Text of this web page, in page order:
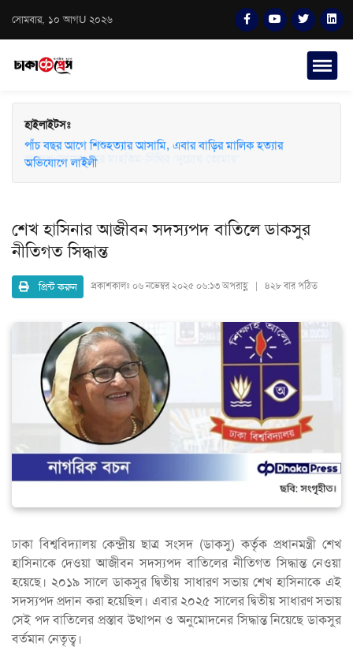
সোমবার, ১০ আগU ২০২৬
হাইলাইটসঃ
পাঁচ বছর আগে শিশুহত্যার আসামি, এবার বাড়ির মালিক হত্যার
অভিযোগে লাইলী
শেখ হাসিনার আজীবন সদস্যপদ বাতিলে ডাকসুর
নীতিগত সিদ্ধান্ত
প্রিন্ট করুন প্রকাশকালঃ ০৬ নভেম্বর ২০২৫ ০৬:১৩ অপরাহ্ণ | ৪২৮ বার পঠিত
ঢাকা বিশ্ববিদ্যালয় কেন্দ্রীয় ছাত্র সংসদ (ডাকসু) কর্তৃক প্রধানমন্ত্রী শেখ
হাসিনাকে দেওয়া আজীবন সদস্যপদ বাতিলের নীতিগত সিদ্ধান্ত নেওয়া
হয়েছে। ২০১৯ সালে ডাকসুর দ্বিতীয় সাধারণ সভায় শেখ হাসিনাকে এই
সদস্যপদ প্রদান করা হয়েছিল। এবার ২০২৫ সালের দ্বিতীয় সাধারণ সভায়
সেই পদ বাতিলের প্রস্তাব উত্থাপন ও অনুমোদনের সিদ্ধান্ত নিয়েছে ডাকসুর
বর্তমান নেতৃত্ব।